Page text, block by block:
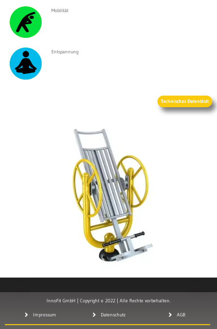
Mobilität
Entspannung
Technisches Datenblatt
InnoFit GmbH | Copyright © 2022 | Alle Rechte vorbehalten.
Impressum Datenschutz AGB